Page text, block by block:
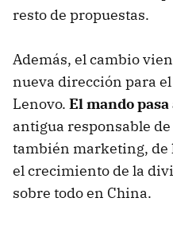
resto de propuestas.
Además, el cambio
nueva dirección para
Lenovo. El mando
antigua responsable
también marketing, de
el crecimiento de la
sobre todo en China.